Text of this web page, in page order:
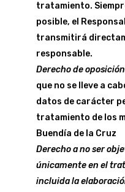
tratamiento.
posible, el
transmitirá
responsable.
Derecho de
que no se lleve a
datos de carácter
tratamiento de los
Buendía de la Cruz
Derecho a no ser
únicamente en el
incluida la